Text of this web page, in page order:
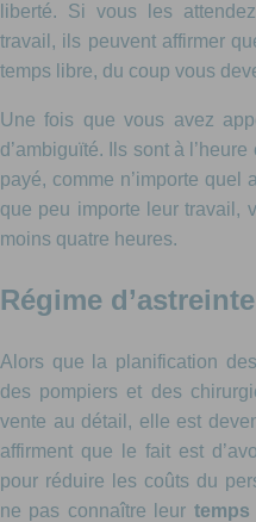
liberté. Si vous les
travail, ils peuvent affirmer
temps libre, du coup vous
Une fois que vous avez
d’ambiguïté. Ils sont à
payé, comme n’importe quel
que peu importe leur travail,
moins quatre heures.
Régime
Alors que la planification
des pompiers et des
vente au détail, elle est
affirment que le fait est
pour réduire les coûts du
ne pas connaître leur temps